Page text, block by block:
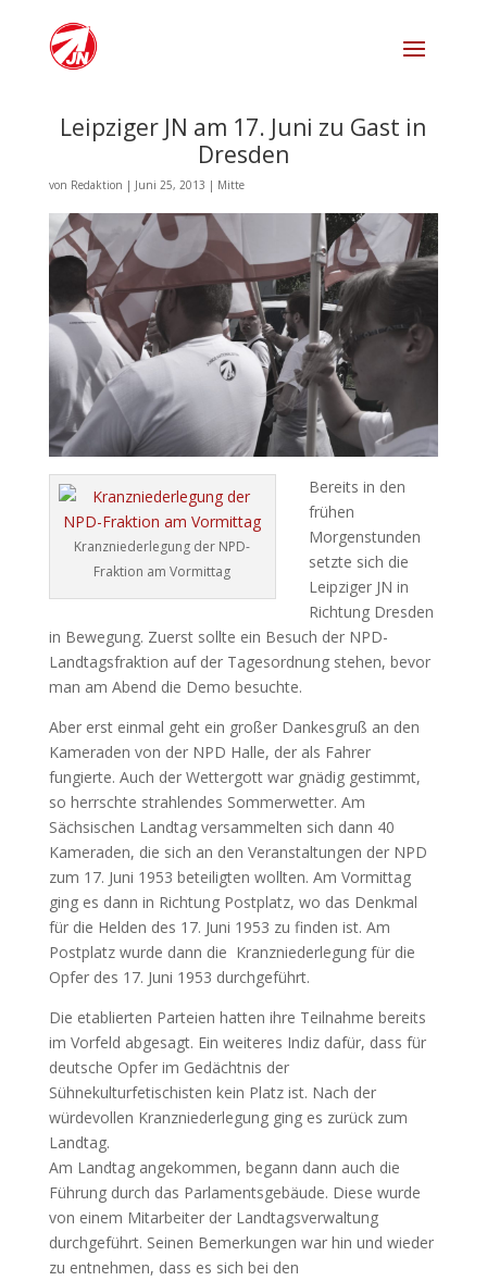
Leipziger JN am 17. Juni zu Gast in
Dresden
von Redaktion | Juni 25, 2013 | Mitte
Kranzniederlegung der NPD-
Fraktion am Vormittag
Bereits in den
frühen
Morgenstunden
setzte sich die
Leipziger JN in
Richtung Dresden
in Bewegung. Zuerst sollte ein Besuch der NPD-
Landtagsfraktion auf der Tagesordnung stehen, bevor
man am Abend die Demo besuchte.
Aber erst einmal geht ein großer Dankesgruß an den
Kameraden von der NPD Halle, der als Fahrer
fungierte. Auch der Wettergott war gnädig gestimmt,
so herrschte strahlendes Sommerwetter. Am
Sächsischen Landtag versammelten sich dann 40
Kameraden, die sich an den Veranstaltungen der NPD
zum 17. Juni 1953 beteiligten wollten. Am Vormittag
ging es dann in Richtung Postplatz, wo das Denkmal
für die Helden des 17. Juni 1953 zu finden ist. Am
Postplatz wurde dann die Kranzniederlegung für die
Opfer des 17. Juni 1953 durchgeführt.
Die etablierten Parteien hatten ihre Teilnahme bereits
im Vorfeld abgesagt. Ein weiteres Indiz dafür, dass für
deutsche Opfer im Gedächtnis der
Sühnekulturfetischisten kein Platz ist. Nach der
würdevollen Kranzniederlegung ging es zurück zum
Landtag.
Am Landtag angekommen, begann dann auch die
Führung durch das Parlamentsgebäude. Diese wurde
von einem Mitarbeiter der Landtagsverwaltung
durchgeführt. Seinen Bemerkungen war hin und wieder
zu entnehmen, dass es sich bei den